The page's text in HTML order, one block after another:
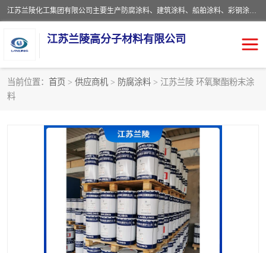
江苏兰陵化工集团有限公司主要生产防腐涂料、建筑涂料、船舶涂料、彩钢涂料、粉末涂料五大类产品，具备10 万吨年生产能力，可以提供优质精良的涂装施工服务，产品广销全国各地，大量出口亚非欧及拉美等国家。
江苏兰陵高分子材料有限公司
当前位置： 首页 > 供应商机 > 防腐涂料 > 江苏兰陵 环氧聚酯粉末涂
料
地坪涂料 内外墙涂料
风电专用涂料
粉末涂料
流体机械专用涂料